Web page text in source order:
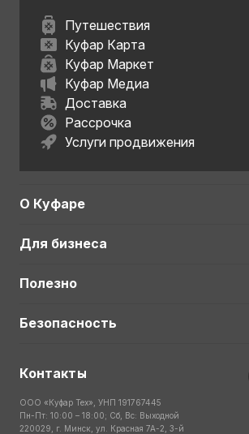
Путешествия
Куфар Карта
Куфар Маркет
Куфар Медиа
Доставка
Рассрочка
Услуги продвижения
О Куфаре
Для бизнеса
Полезно
Безопасность
Контакты
ООО «Куфар Тех», УНП 191767445
Пн-Пт: 10:00 – 18:00; Сб, Вс: Выходной
220029, г. Минск, ул. Красная 7А-2, 3-й